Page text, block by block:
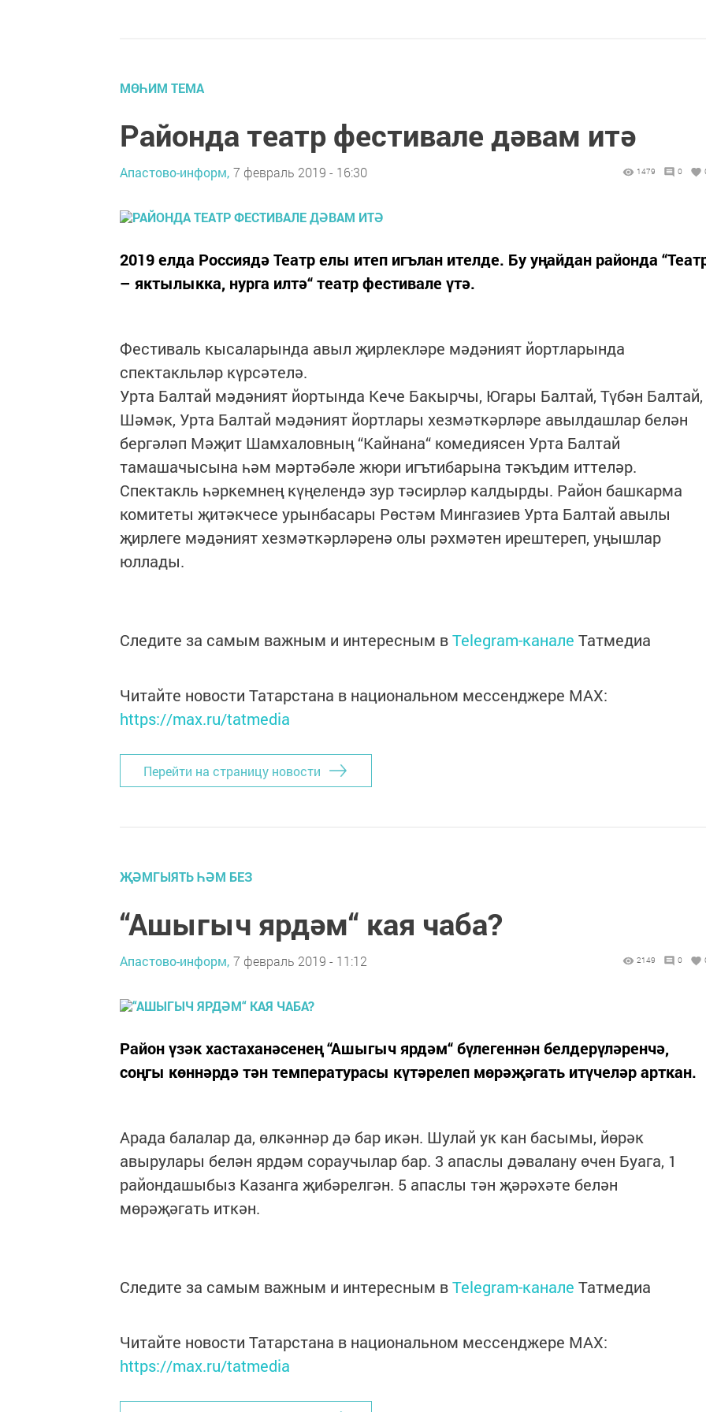
МӨҺИМ ТЕМА
Районда театр фестивале дәвам итә
Апастово-информ, 7 февраль 2019 - 16:30 1479 0
2019 елда Россиядә Театр елы итеп игълан ителде. Бу уңайдан районда
– яктылыкка, нурга илтә“ театр фестивале үтә.
Фестиваль кысаларында авыл җирлекләре мәдәният йортларында
спектакльләр күрсәтелә.
Урта Балтай мәдәният йортында Кече Бакырчы, Югары Балтай, Түбән Балтай,
Шәмәк, Урта Балтай мәдәният йортлары хезмәткәрләре авылдашлар белән
бергәләп Мәҗит Шамхаловның “Кайнана“ комедиясен Урта Балтай
тамашачысына һәм мәртәбәле жюри игътибарына тәкъдим иттеләр.
Спектакль һәркемнең күңелендә зур тәсирләр калдырды. Район башкарма
комитеты җитәкчесе урынбасары Рөстәм Мингазиев Урта Балтай авылы
җирлеге мәдәният хезмәткәрләренә олы рәхмәтен ирештереп, уңышлар
юллады.
Следите за самым важным и интересным вTelegram-канале Татмедиа
Читайте новости Татарстана в национальном мессенджере MАХ:
https://max.ru/tatmedia
Перейти на страницу новости
ҖӘМГЫЯТЬ ҺӘМ БЕЗ
“Ашыгыч ярдәм“ кая чаба?
Апастово-информ, 7 февраль 2019 - 11:12 2149 0
Район үзәк хастаханәсенең “Ашыгыч ярдәм“ бүлегеннән белдерүләренчә,
соңгы көннәрдә тән температурасы күтәрелеп мөрәҗәгать итүчеләр арткан.
Арада балалар да, өлкәннәр дә бар икән. Шулай ук кан басымы, йөрәк
авырулары белән ярдәм сораучылар бар. 3 апаслы дәвалану өчен Буага, 1
райондашыбыз Казанга җибәрелгән. 5 апаслы тән җәрәхәте белән
мөрәҗәгать иткән.
Следите за самым важным и интересным вTelegram-канале Татмедиа
Читайте новости Татарстана в национальном мессенджере MАХ:
https://max.ru/tatmedia